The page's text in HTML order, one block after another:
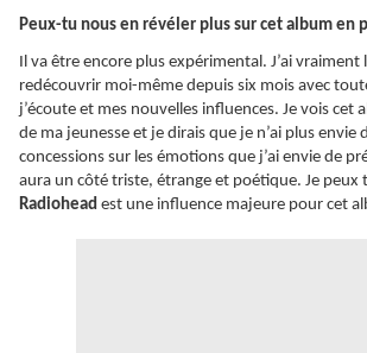
Peux-tu nous en révéler plus sur cet album en
Il va être encore plus expérimental. J’ai vraiment
redécouvrir moi-même depuis six mois avec
j’écoute et mes nouvelles influences. Je vois cet
de ma jeunesse et je dirais que je n’ai plus envie
concessions sur les émotions que j’ai envie de
aura un côté triste, étrange et poétique. Je peux
Radiohead est une influence majeure pour cet